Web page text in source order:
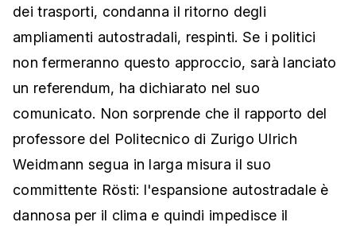
dei trasporti, condanna il ritorno degli
ampliamenti autostradali, respinti. Se i politici
non fermeranno questo approccio, sarà lanciato
un referendum, ha dichiarato nel suo
comunicato. Non sorprende che il rapporto del
professore del Politecnico di Zurigo Ulrich
Weidmann segua in larga misura il suo
committente Rösti: l'espansione autostradale è
dannosa per il clima e quindi impedisce il